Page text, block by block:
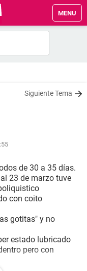
MENU
Siguiente Tema
de 30 a 35 días.
23 de marzo tuve
con coito
gotitas" y no
estado lubricado
pero con